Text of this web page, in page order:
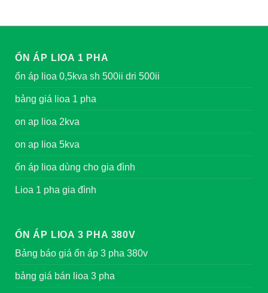
ỔN ÁP LIOA 1 PHA
ổn áp lioa 0,5kva sh 500ii dri 500ii
bảng giá lioa 1 pha
on ap lioa 2kva
on ap lioa 5kva
ổn áp lioa dùng cho gia đình
Lioa 1 pha gia đình
ỔN ÁP LIOA 3 PHA 380V
Bảng báo giá ổn áp 3 pha 380v
bảng giá bán lioa 3 pha